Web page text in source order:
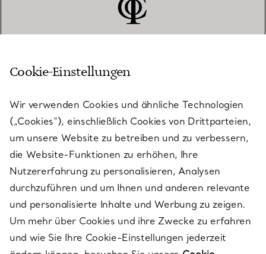
KUNDENSERVICE
SERVICES
ÜBER TIFFANY & CO.
RECHTLICHE HINWEISE
Cookie-Einstellungen
Wir verwenden Cookies und ähnliche Technologien
(„Cookies“), einschließlich Cookies von Drittparteien,
um unsere Website zu betreiben und zu verbessern,
die Website-Funktionen zu erhöhen, Ihre
Nutzererfahrung zu personalisieren, Analysen
durchzuführen und um Ihnen und anderen relevante
und personalisierte Inhalte und Werbung zu zeigen.
Um mehr über Cookies und ihre Zwecke zu erfahren
und wie Sie Ihre Cookie-Einstellungen jederzeit